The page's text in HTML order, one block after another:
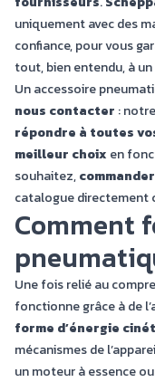
uniquement avec des
confiance, pour vous
tout, bien entendu, à un
Un accessoire
nous contacter :
répondre à toutes
meilleur choix en
souhaitez,
catalogue directement
Comment
Une fois relié au
fonctionne grâce à de
forme d’énergie
mécanismes de
un moteur à essence